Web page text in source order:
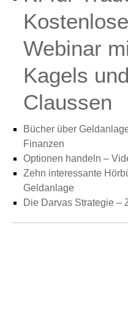
Webinar
Kagels
Claussen
Bücher über
Finanzen
Optionen handeln –
Zehn interessante
Geldanlage
Die Darvas Strategie –